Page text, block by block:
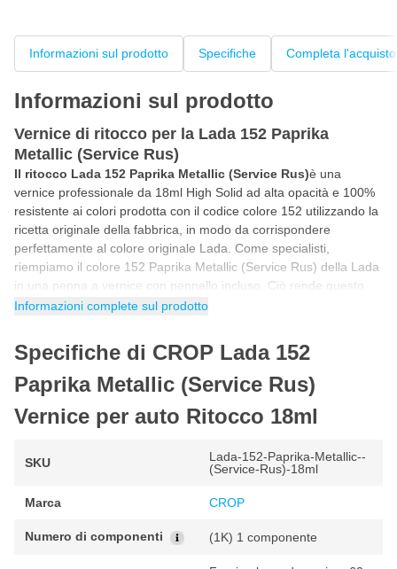
Informazioni sul prodotto Specifiche Completa l'acquisto
Informazioni sul prodotto
Vernice di ritocco per la Lada 152 Paprika
Metallic (Service Rus)
Il ritocco Lada 152 Paprika Metallic (Service Rus)è una
vernice professionale da 18ml High Solid ad alta opacità e 100%
resistente ai colori prodotta con il codice colore 152 utilizzando la
ricetta originale della fabbrica, in modo da corrispondere
perfettamente al colore originale Lada. Come specialisti,
riempiamo il colore 152 Paprika Metallic (Service Rus) della Lada
in una penna a vernice con pennello incluso. Ciò rende questo
stick di vernice per auto Lada 152 Paprika Metallic (Service Rus)
graffi e altri piccoli danni alla vernice dell'auto.
Come ritoccare con la vernice Lada 152 Paprika
Metallic (Service Rus)
Puoi ritoccare la vernice per auto Lada 152 in 5 semplici
seguito avrai la certezza di utilizzare correttamente il colore Lada
per un risultato fantastico e originale di fabbrica.
Agitare il barattolo di vernice per auto prima dell'uso in modo
Prima di iniziare, fare sempre una prova con un pezzo di prova
Informazioni complete sul prodotto
Specifiche di CROP Lada 152
Paprika Metallic (Service Rus)
Vernice per auto Ritocco 18ml
SKU
Lada-152-Paprika-Metallic--
(Service-Rus)-18ml
Marca CROP
Numero di componenti (1K) 1 componente